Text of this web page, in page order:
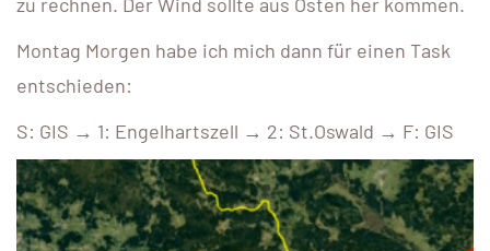
Montag Morgen habe ich mich dann für einen Task
entschieden:
S: GIS → 1: Engelhartszell → 2: St.Oswald → F: GIS